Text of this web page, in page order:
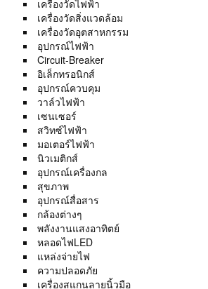
เครื่องวัดไฟฟ้า
เครื่องวัดสิ่งแวดล้อม
เครื่องวัดอุตสาหกรรม
อุปกรณ์ไฟฟ้า
Circuit-Breaker
อิเล็กทรอนิกส์
อุปกรณ์ควบคุม
วาล์วไฟฟ้า
เซนเซอร์
สวิทซ์ไฟฟ้า
มอเตอร์ไฟฟ้า
นิวเมติกส์
อุปกรณ์เครื่องกล
สุขภาพ
อุปกรณ์สื่อสาร
กล้องต่างๆ
พลังงานแสงอาทิตย์
หลอดไฟLED
แหล่งจ่ายไฟ
ความปลอดภัย
เครื่องสแกนลายนิ้วมือ